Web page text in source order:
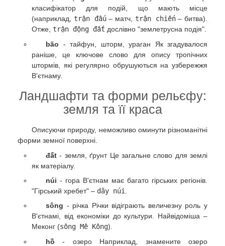
класифікатор для подій, що мають місце
(наприклад, trận đấu– матч, trận chiến– битва).
Отже, trận động đất дослівно "землетрусна подія".
bão - тайфун, шторм, ураган Як згадувалося
раніше, це ключове слово для опису тропічних
штормів, які регулярно обрушуються на узбережжя
В'єтнаму.
Ландшафти та форми рельєфу:
земля та її краса
Описуючи природу, неможливо оминути різноманітні
форми земної поверхні.
đất - земля, ґрунт Це загальне слово для землі
як матеріалу.
núi - гора В'єтнам має багато гірських регіонів.
"Гірський хребет" – dãy núi
sông - річка Річки відіграють величезну роль у
В'єтнамі, від економіки до культури. Найвідоміша –
Меконг (sông Mê Kông).
hồ - озеро Наприклад, знамените озеро